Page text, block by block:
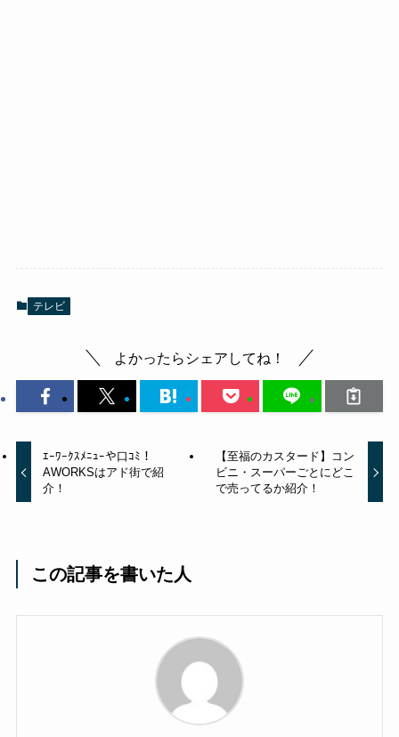
テレビ
よかったらシェアしてね！
ｴｰﾜｰｸｽﾒﾆｭｰや口ｺﾐ！
AWORKSはアド街で紹
介！
【至福のカスタード】コン
ビニ・スーパーごとにどこ
で売ってるか紹介！
この記事を書いた人